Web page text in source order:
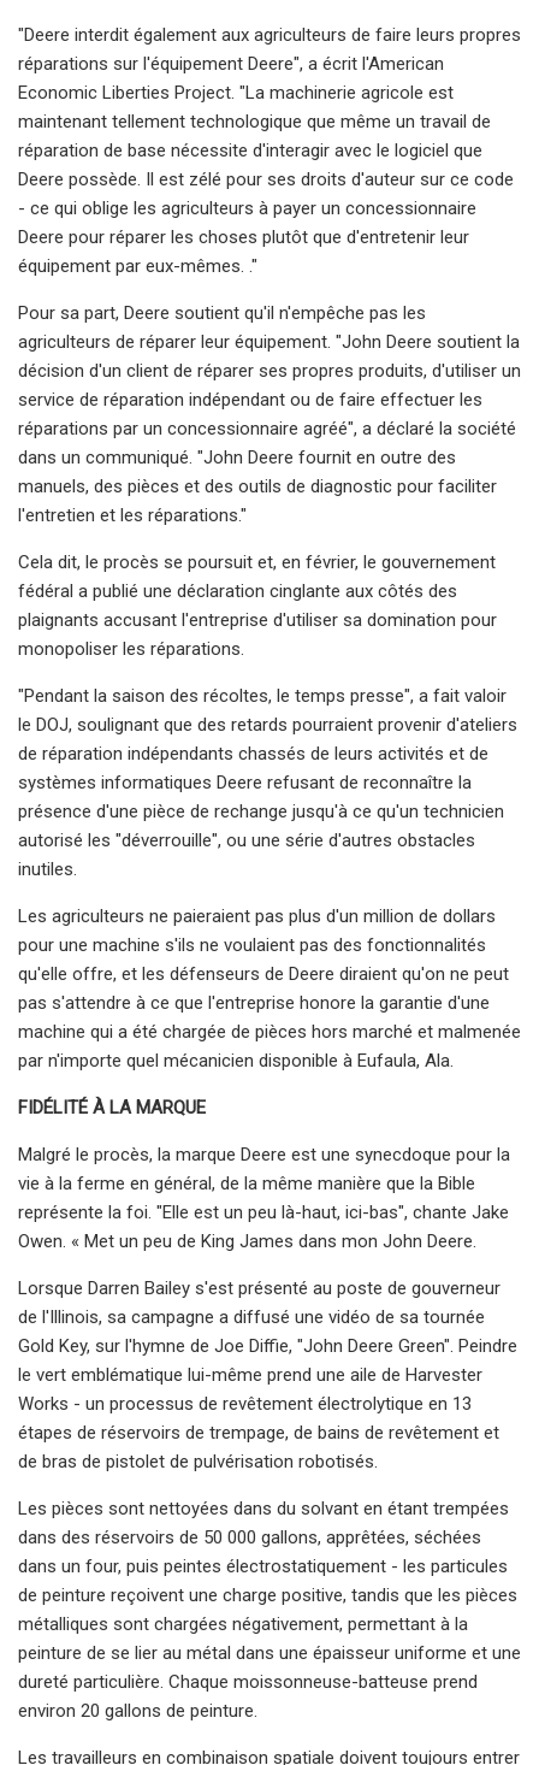
"Deere interdit également aux agriculteurs de faire leurs propres
réparations sur l'équipement Deere", a écrit l'American
Economic Liberties Project. "La machinerie agricole est
maintenant tellement technologique que même un travail de
réparation de base nécessite d'interagir avec le logiciel que
Deere possède. Il est zélé pour ses droits d'auteur sur ce code
- ce qui oblige les agriculteurs à payer un concessionnaire
Deere pour réparer les choses plutôt que d'entretenir leur
équipement par eux-mêmes. ."
Pour sa part, Deere soutient qu'il n'empêche pas les
agriculteurs de réparer leur équipement. "John Deere soutient la
décision d'un client de réparer ses propres produits, d'utiliser un
service de réparation indépendant ou de faire effectuer les
réparations par un concessionnaire agréé", a déclaré la société
dans un communiqué. "John Deere fournit en outre des
manuels, des pièces et des outils de diagnostic pour faciliter
l'entretien et les réparations."
Cela dit, le procès se poursuit et, en février, le gouvernement
fédéral a publié une déclaration cinglante aux côtés des
plaignants accusant l'entreprise d'utiliser sa domination pour
monopoliser les réparations.
"Pendant la saison des récoltes, le temps presse", a fait valoir
le DOJ, soulignant que des retards pourraient provenir d'ateliers
de réparation indépendants chassés de leurs activités et de
systèmes informatiques Deere refusant de reconnaître la
présence d'une pièce de rechange jusqu'à ce qu'un technicien
autorisé les "déverrouille", ou une série d'autres obstacles
inutiles.
Les agriculteurs ne paieraient pas plus d'un million de dollars
pour une machine s'ils ne voulaient pas des fonctionnalités
qu'elle offre, et les défenseurs de Deere diraient qu'on ne peut
pas s'attendre à ce que l'entreprise honore la garantie d'une
machine qui a été chargée de pièces hors marché et malmenée
par n'importe quel mécanicien disponible à Eufaula, Ala.
FIDÉLITÉ À LA MARQUE
Malgré le procès, la marque Deere est une synecdoque pour la
vie à la ferme en général, de la même manière que la Bible
représente la foi. "Elle est un peu là-haut, ici-bas", chante Jake
Owen. « Met un peu de King James dans mon John Deere.
Lorsque Darren Bailey s'est présenté au poste de gouverneur
de l'Illinois, sa campagne a diffusé une vidéo de sa tournée
Gold Key, sur l'hymne de Joe Diffie, "John Deere Green". Peindre
le vert emblématique lui-même prend une aile de Harvester
Works - un processus de revêtement électrolytique en 13
étapes de réservoirs de trempage, de bains de revêtement et
de bras de pistolet de pulvérisation robotisés.
Les pièces sont nettoyées dans du solvant en étant trempées
dans des réservoirs de 50 000 gallons, apprêtées, séchées
dans un four, puis peintes électrostatiquement - les particules
de peinture reçoivent une charge positive, tandis que les pièces
métalliques sont chargées négativement, permettant à la
peinture de se lier au métal dans une épaisseur uniforme et une
dureté particulière. Chaque moissonneuse-batteuse prend
environ 20 gallons de peinture.
Les travailleurs en combinaison spatiale doivent toujours entrer